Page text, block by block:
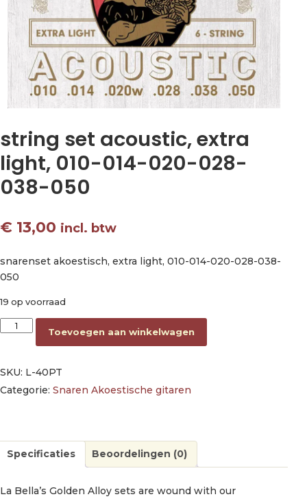
string set acoustic, extra
light, 010-014-020-028-
038-050
€ 13,00 incl. btw
snarenset akoestisch, extra light, 010-014-020-028-038-
050
19 op voorraad
string set acoustic, extra light, 010-014-020-028-038-050
Toevoegen aan winkelwagen
SKU: L-40PT
Categorie: Snaren Akoestische gitaren
Specificaties Beoordelingen (0)
La Bella’s Golden Alloy sets are wound with our